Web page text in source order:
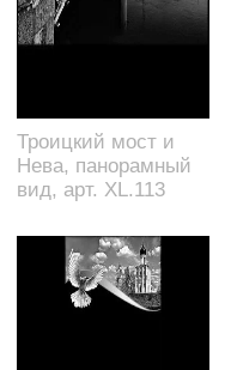
Троицкий мост и
Нева, панорамный
вид, арт. XL.113